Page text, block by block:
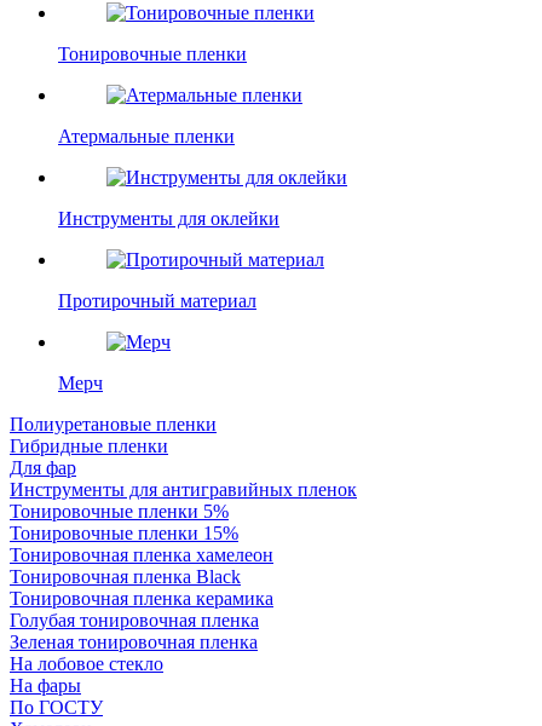
Тонировочные пленки
Атермальные пленки
Инструменты для оклейки
Протирочный материал
Мерч
Полиуретановые пленки
Гибридные пленки
Для фар
Инструменты для антигравийных пленок
Тонировочные пленки 5%
Тонировочные пленки 15%
Тонировочная пленка хамелеон
Тонировочная пленка Black
Тонировочная пленка керамика
Голубая тонировочная пленка
Зеленая тонировочная пленка
На лобовое стекло
На фары
По ГОСТУ